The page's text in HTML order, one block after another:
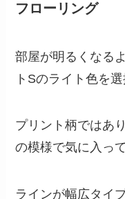
フローリング
部屋が明るくなる
トSのライト色を選
プリント柄ではあ
の模様で気に入っ
ラインが幅広タイ